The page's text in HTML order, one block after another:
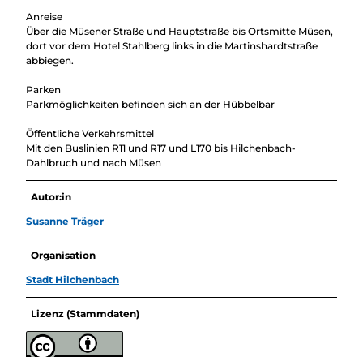
Anreise
Über die Müsener Straße und Hauptstraße bis Ortsmitte Müsen,
dort vor dem Hotel Stahlberg links in die Martinshardtstraße
abbiegen.
Parken
Parkmöglichkeiten befinden sich an der Hübbelbar
Öffentliche Verkehrsmittel
Mit den Buslinien R11 und R17 und L170 bis Hilchenbach-
Dahlbruch und nach Müsen
Autor:in
Susanne Träger
Organisation
Stadt Hilchenbach
Lizenz (Stammdaten)